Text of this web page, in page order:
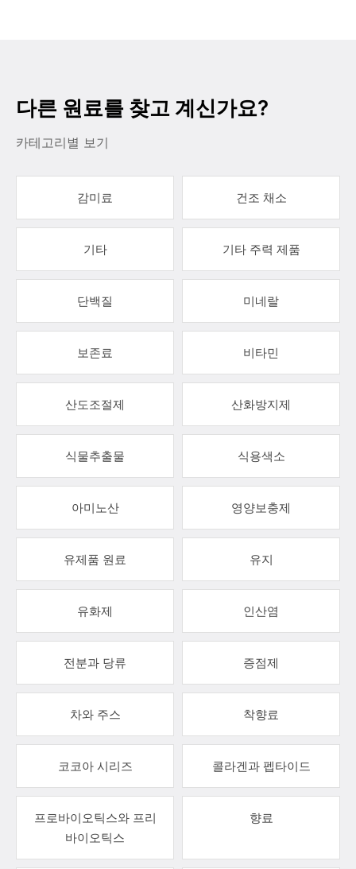
다른 원료를 찾고 계신가요?
카테고리별 보기
감미료 건조 채소
기타 기타 주력 제품
단백질 미네랄
보존료 비타민
산도조절제 산화방지제
식물추출물 식용색소
아미노산 영양보충제
유제품 원료 유지
유화제 인산염
전분과 당류 증점제
차와 주스 착향료
코코아 시리즈 콜라겐과 펩타이드
프로바이오틱스와 프리
바이오틱스
향료